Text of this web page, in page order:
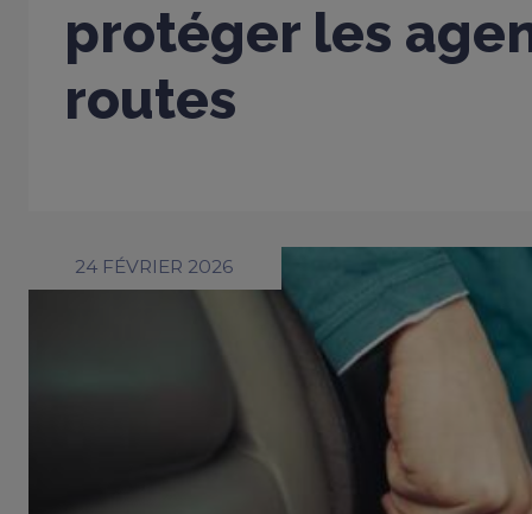
protéger les
routes
24 FÉVRIER 2026